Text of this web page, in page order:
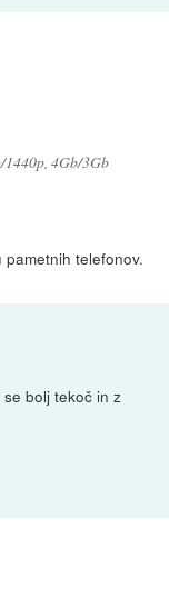
4Gb/3Gb
telefonov.
bolj tekoč in z